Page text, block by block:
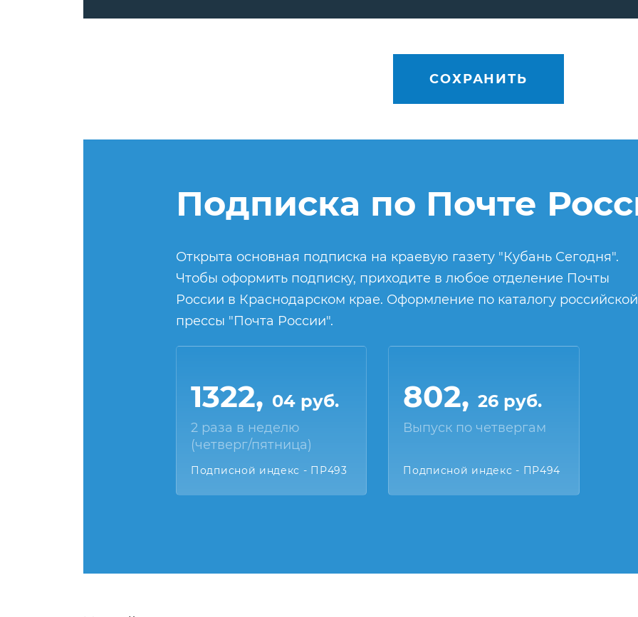
СОХРАНИТЬ
Подписка по Почте
Открыта основная подписка на краевую газету "Кубань Сегодня".
Чтобы оформить подписку, приходите в любое отделение Почты
России в Краснодарском крае. Оформление по каталогу российской
прессы "Почта России".
1322, 04 руб.
2 раза в неделю
(четверг/пятница)
Подписной индекс - ПР493
802,26 руб.
Выпуск по четвергам
Подписной индекс - ПР494